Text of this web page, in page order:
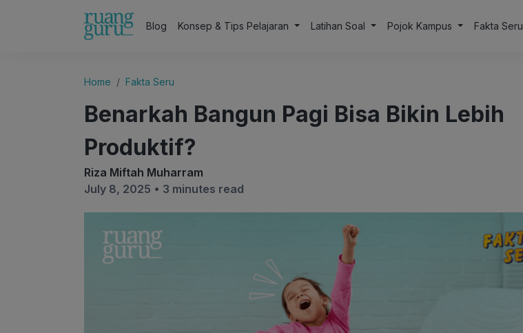
Blog Konsep & Tips Pelajaran Latihan Soal Pojok Kampus Fakta Seru
Home Fakta Seru
Benarkah Bangun Pagi Bisa Bikin Lebih
Produktif?
Riza Miftah Muharram
July 8, 2025 • 3 minutes read